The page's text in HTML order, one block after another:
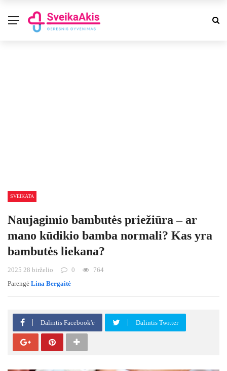
SVEIKATA
Naujagimio bambutės priežiūra – ar
mano kūdikio bamba normali? Kas yra
bambutės liekana?
2025 28 birželio 0
764
Parengė Lina Bergaitė
Dalintis Facebook'e Dalintis Twitter